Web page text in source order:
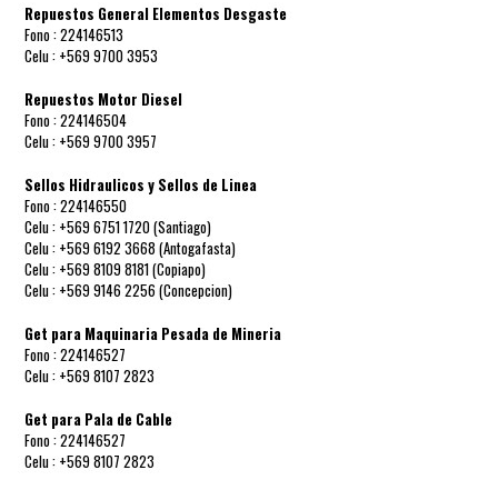
Repuestos General Elementos Desgaste
Fono : 224146513
Celu : +569 9700 3953
Repuestos Motor Diesel
Fono : 224146504
Celu : +569 9700 3957
Sellos Hidraulicos y Sellos de Linea
Fono : 224146550
Celu : +569 6751 1720 (Santiago)
Celu : +569 6192 3668 (Antogafasta)
Celu : +569 8109 8181 (Copiapo)
Celu : +569 9146 2256 (Concepcion)
Get para Maquinaria Pesada de Mineria
Fono : 224146527
Celu : +569 8107 2823
Get para Pala de Cable
Fono : 224146527
Celu : +569 8107 2823